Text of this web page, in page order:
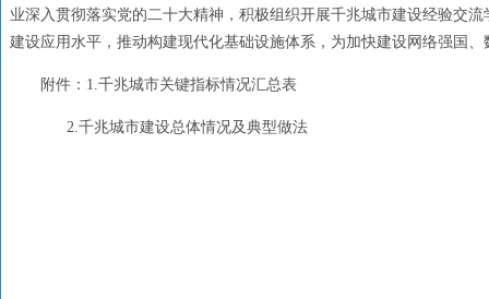
业深入贯彻落实党的二十大精神，积极组织开展千兆城市建设经验交
建设应用水平，推动构建现代化基础设施体系，为加快建设网络强国
附件：1.千兆城市关键指标情况汇总表
2.千兆城市建设总体情况及典型做法